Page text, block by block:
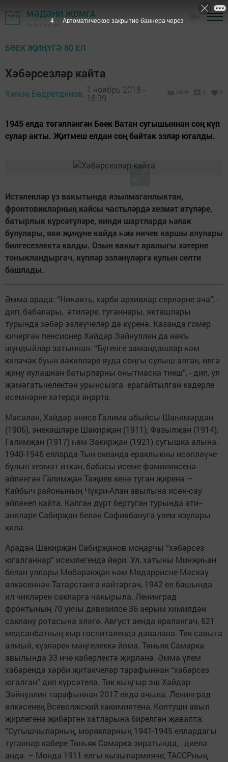
МӘДӘНИ ҖОМГА
Казан шәһәре
БӨЕК ҖИҢҮГӘ 80 ЕЛ
Хәбәрсезләр кайта
Хәмзә Бәдретдинов, 1 ноябрь 2018 -
16:39
2329 0 0
1945 елда төгәлләнгән Бөек Ватан сугышыннан соң күп
сулар акты. Җитмеш елдан соң байтак эзләр югалды.
Истәлекләр үз вакытында язылмаганлыктан,
фронтовикларның кайсы частьләрдә хезмәт итүләре,
батырлык күрсәтүләре, нинди шартларда һәлак
булулары, яки җиңүне кайда һәм ничек каршы алулары
билгесезлектә калды. Озын вакыт аралыгы хәтерне
тоныкландыр­гач, күпләр эзләнүләргә кулын селти
башлады.
Әмма арада: “Ниһаять, хәрби архивлар серләрне ача”, -
дип, бабалары, әтиләре, туганнары, якташлары
турында хәбәр эзләүчеләр дә күренә. Казанда гомер
кичергән пенсионер Хәйдәр Зәйнуллин да нәкъ
шундыйлар затыннан. “Бүгенге замандашлар һәм
киләчәк буын вәкилләре яуда соңгы сулыш алган, илгә
җиңү яулашкан батырларны онытмаска тиеш”, - дип, ул
җәмәгатьчелектән урынсызга ерагайтылган кадерле
исемнәрне хәтердә яңарта.
Мәсәлән, Хәйдәр әнисе Галимә абыйсы Шаһимәрдән
(1905), энекәшләре Шакирҗан (1911), Фазылҗан (1914),
Галимҗан (1917) һәм Закирҗан (1921) сугышка алына.
1940-1946 елларда Тын океанда ераклыкны исәпләүче
булып хезмәт иткән, бабасы исеме фамилиясенә
әйләнгән Галимҗан Таҗиев кенә туган җиренә –
Кайбыч районының Чүкри-­Алан авылына исән-сау
әйләнеп кайта. Калган дүрт бертуган турында әти-­
әниләре Сабирҗан белән Сафиябануга үлем язулары
килә.
Арадан Шакирҗан Сабирҗанов моңарчы “хәбәрсез
югалганнар” исемлегендә йөри. Ул, хатыны Минҗиһан
белән уллары Мөбәрәкҗан һәм Мөдәррисне Мәскәү
өлкәсеннән Татарстанга кайтаргач, 1942 ел башында
ил чикләрен сакларга чакырыла. Ленинград
фронтының 70 укчы дивизиясе 36 аерым химиядән
саклану ротасына эләгә. Август аенда яралангач, 521
медсанбатның кыр госпиталендә дәвалана. Тик савыга
алмый, күзләрен мәңгелеккә йома. Төньяк Самарка
авылында 33 нче каберлектә җирләнә. Әмма үлем
хәбәрендә хәрби җитәкчеләр тарафыннан “хәбәрсез
югалган” дип күрсәтелә. Тик кыңгыр эш Хәйдәр
Зәйнуллин тарафыннан 2017 елда ачыла. Ленинград
өлкәсенең Всеволжский хакимиятенә, Колтуши авыл
җирлегенә җибәргән хатларына бирелгән җавапта:
“Сугышчыларның, морякларның 1941-1945 еллардагы
туганнар кабере Төньяк Самарка зиратында, - диелә
анда. – Монда 1911 елгы кызылармияче, ТАССРның
3 Автоматическое закрытие баннера через